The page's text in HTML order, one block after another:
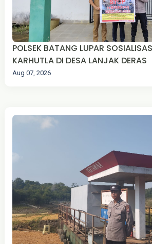
‎POLSEK BATANG LUPAR
KARHUTLA DI DESA LANJAK DERAS
Aug 07, 2026